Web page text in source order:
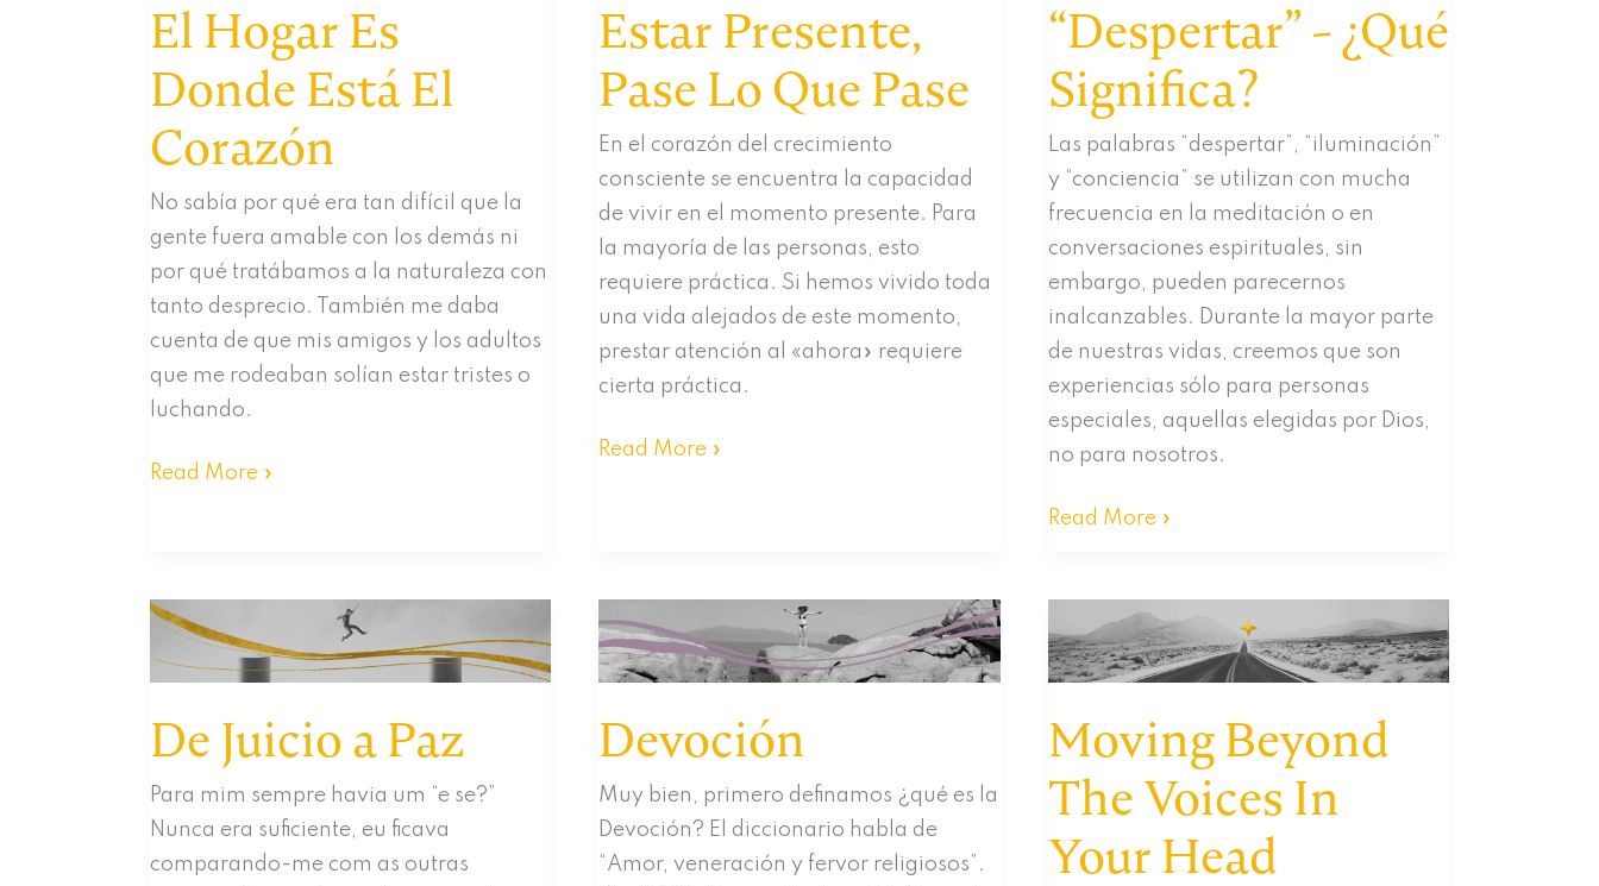
Un
Niño
El Hogar Es
Donde Está El
Corazón
No sabía por qué era tan difícil que la
gente fuera amable con los demás ni
por qué tratábamos a la naturaleza con
tanto desprecio. También me daba
cuenta de que mis amigos y los adultos
que me rodeaban solían estar tristes o
luchando.
El
Está
Corazón
Read More »
Estar Presente,
Pase Lo Que Pase
En el corazón del crecimiento
consciente se encuentra la capacidad
de vivir en el momento presente. Para
la mayoría de las personas, esto
requiere práctica. Si hemos vivido toda
una vida alejados de este momento,
prestar atención al «ahora» requiere
cierta práctica.
Estar
Pase
Read More »
“Despertar” - ¿Qué
Significa?
Las palabras “despertar”, “iluminación”
y “conciencia” se utilizan con mucha
frecuencia en la meditación o en
conversaciones espirituales, sin
embargo, pueden parecernos
inalcanzables. Durante la mayor parte
de nuestras vidas, creemos que son
experiencias sólo para personas
especiales, aquellas elegidas por Dios,
no para nosotros.
“Despertar”
Significa?
Read More »
De Juicio a Paz
Para mim sempre havia um “e se?”
Nunca era suficiente, eu ficava
comparando-me com as outras
Devoción
Muy bien, primero definamos ¿qué es la
Devoción? El diccionario habla de
“Amor, veneración y fervor religiosos”.
Moving Beyond
The Voices In
Your Head